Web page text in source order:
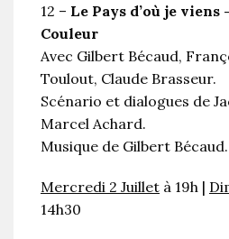
12 – Le Pays d’où je viens
Couleur
Avec Gilbert Bécaud,
Toulout, Claude Brasseur.
Scénario et dialogues de
Marcel Achard.
Musique de Gilbert Bécaud.
Mercredi 2 Juillet à 19h |
14h30